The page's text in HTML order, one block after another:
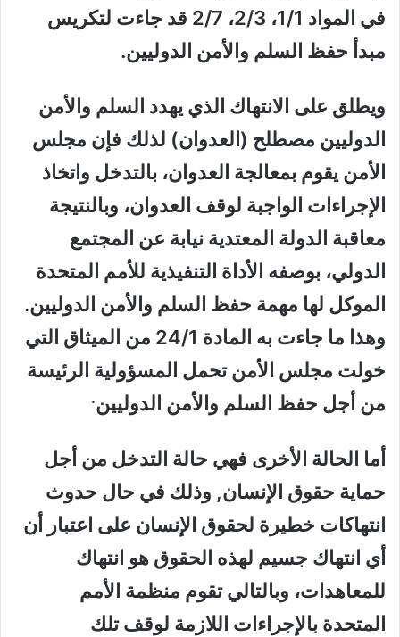
في المواد 1/1، 2/3، 2/7 قد جاءت لتكريس
مبدأ حفظ السلم والأمن الدوليين.
ويطلق على الانتهاك الذي يهدد السلم والأمن
الدوليين مصطلح (العدوان) لذلك فإن مجلس
الأمن يقوم بمعالجة العدوان، بالتدخل واتخاذ
الإجراءات الواجبة لوقف العدوان، وبالنتيجة
معاقبة الدولة المعتدية نيابة عن المجتمع
الدولي، بوصفه الأداة التنفيذية للأمم المتحدة
الموكل لها مهمة حفظ السلم والأمن الدوليين.
وهذا ما جاءت به المادة 24/1 من الميثاق التي
خولت مجلس الأمن تحمل المسؤولية الرئيسة
من أجل حفظ السلم والأمن الدوليين.
أما الحالة الأخرى فهي حالة التدخل من أجل
حماية حقوق الإنسان, وذلك في حال حدوث
انتهاكات خطيرة لحقوق الإنسان على اعتبار أن
أي انتهاك جسيم لهذه الحقوق هو انتهاك
للمعاهدات، وبالتالي تقوم منظمة الأمم
المتحدة بالإجراءات اللازمة لوقف تلك